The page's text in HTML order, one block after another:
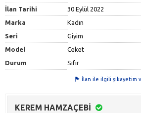
İlan Tarihi
30 Eylül 2022
Marka
Kadın
Seri
Giyim
Model
Ceket
Durum
Sıfır
İlan ile ilgili şikayetim
KEREM HAMZAÇEBİ